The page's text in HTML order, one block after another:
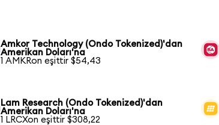
Amkor Technology (Ondo Tokenized)'dan
Amerikan Doları'na
1 AMKRon eşittir $54,43
Lam Research (Ondo Tokenized)'dan
Amerikan Doları'na
1 LRCXon eşittir $308,22